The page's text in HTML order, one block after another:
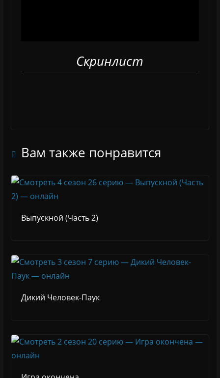
Скринлист
Вам также понравится
Выпускной (Часть 2)
Дикий Человек-Паук